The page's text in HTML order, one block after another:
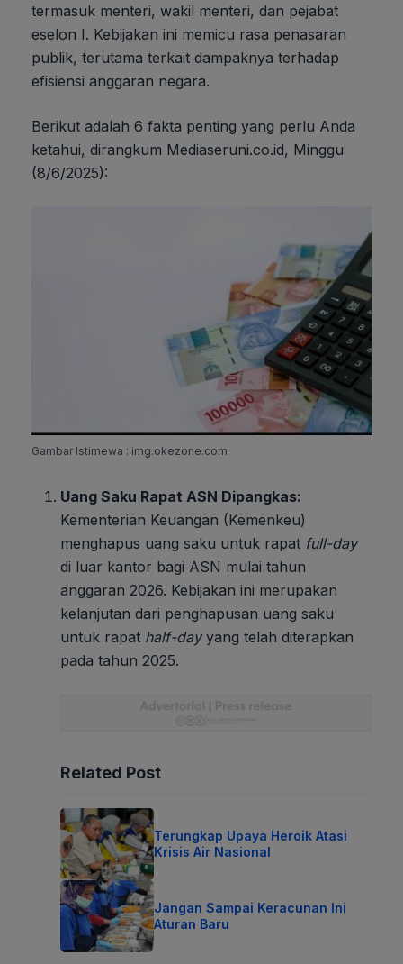
termasuk menteri, wakil menteri, dan pejabat
eselon I. Kebijakan ini memicu rasa penasaran
publik, terutama terkait dampaknya terhadap
efisiensi anggaran negara.
Berikut adalah 6 fakta penting yang perlu Anda
ketahui, dirangkum Mediaseruni.co.id, Minggu
(8/6/2025):
Gambar Istimewa : img.okezone.com
Uang Saku Rapat ASN Dipangkas:
Kementerian Keuangan (Kemenkeu)
menghapus uang saku untuk rapat full-day
di luar kantor bagi ASN mulai tahun
anggaran 2026. Kebijakan ini merupakan
kelanjutan dari penghapusan uang saku
untuk rapat half-dayyang telah diterapkan
pada tahun 2025.
Related Post
Terungkap Upaya Heroik Atasi
Krisis Air Nasional
Jangan Sampai Keracunan Ini
Aturan Baru